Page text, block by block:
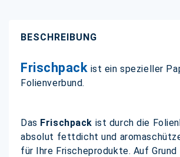
BESCHREIBUNG
Frischpack ist ein spezieller
Folienverbund.
Das Frischpack ist durch die
absolut fettdicht und
für Ihre Frischeprodukte. Auf Grund